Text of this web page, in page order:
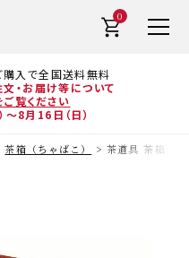
入で全国送料無料
・お届け等について
ご覧ください
8月16日（日）
0
茶箱（ちゃばこ） 茶道具 茶箱（